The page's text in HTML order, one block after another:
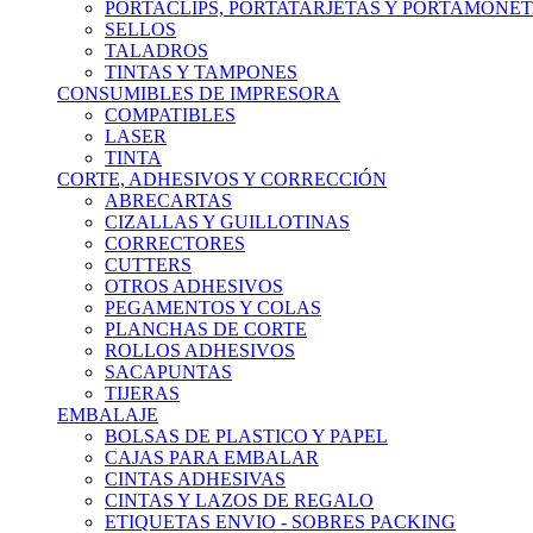
PORTACLIPS, PORTATARJETAS Y
SELLOS
TALADROS
TINTAS Y TAMPONES
CONSUMIBLES DE IMPRESORA
COMPATIBLES
LASER
TINTA
CORTE, ADHESIVOS Y CORRECCIÓN
ABRECARTAS
CIZALLAS Y GUILLOTINAS
CORRECTORES
CUTTERS
OTROS ADHESIVOS
PEGAMENTOS Y COLAS
PLANCHAS DE CORTE
ROLLOS ADHESIVOS
SACAPUNTAS
TIJERAS
EMBALAJE
BOLSAS DE PLASTICO Y PAPEL
CAJAS PARA EMBALAR
CINTAS ADHESIVAS
CINTAS Y LAZOS DE REGALO
ETIQUETAS ENVIO - SOBRES PACKING